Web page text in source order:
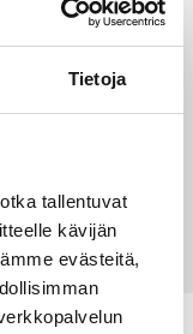
Tietoja
tallentuvat
kävijän
evästeitä,